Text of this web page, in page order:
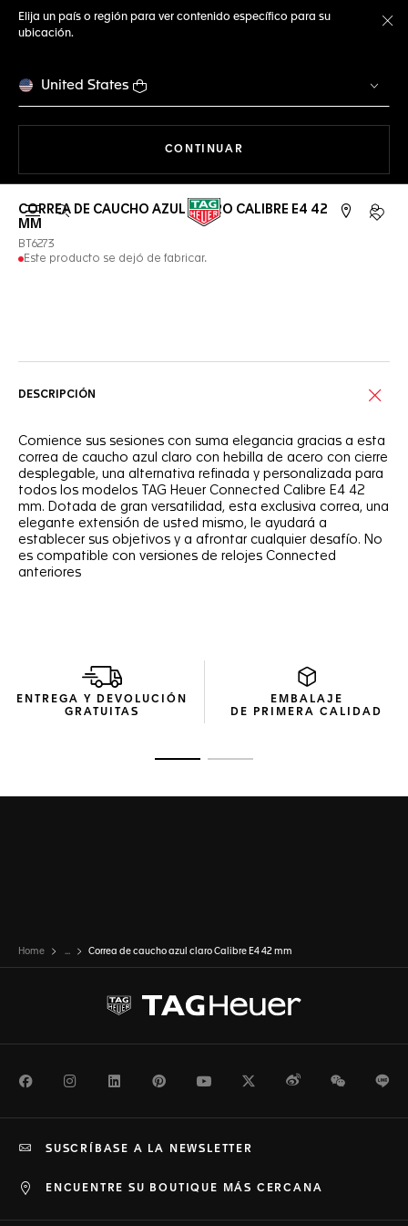
Elija un país o región para ver contenido específico para su
ubicación.
United States
CONTINUAR
Abrir el menú de búsqueda
CORREA DE CAUCHO AZUL CLARO CALIBRE E4 42
MM
BT6273
Este producto se dejó de fabricar.
DESCRIPCIÓN
Comience sus sesiones con suma elegancia gracias a esta
correa de caucho azul claro con hebilla de acero con cierre
desplegable, una alternativa refinada y personalizada para
todos los modelos TAG Heuer Connected Calibre E4 42
mm. Dotada de gran versatilidad, esta exclusiva correa, una
elegante extensión de usted mismo, le ayudará a
establecer sus objetivos y a afrontar cualquier desafío. No
es compatible con versiones de relojes Connected
anteriores
ENTREGA Y DEVOLUCIÓN
GRATUITAS
EMBALAJE
DE PRIMERA CALIDAD
Home ... Correa de caucho azul claro Calibre E4 42 mm
FacebookInstagramLinkedInPinterestYoutubeTwitterWeiboWeChat
ENCUENTRE SU BOUTIQUE MÁS CERCANA
SUSCRÍBASE A LA NEWSLETTER